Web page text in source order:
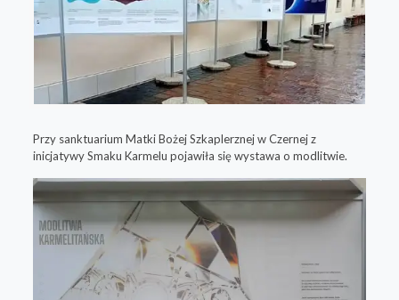
Przy sanktuarium Matki Bożej Szkaplerznej w Czernej z
inicjatywy Smaku Karmelu pojawiła się wystawa o modlitwie.